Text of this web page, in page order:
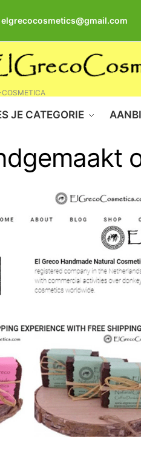
elgrecocosmetics@gmail.com
COSMETICA
JE CATEGORIE